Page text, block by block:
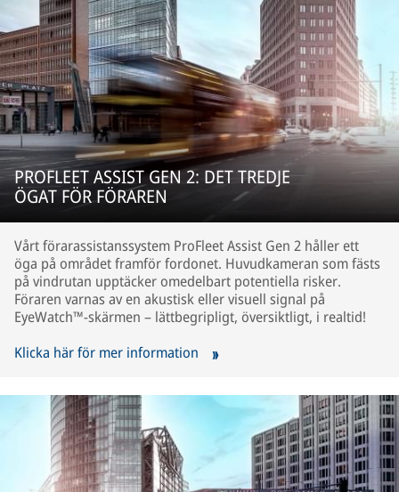
PROFLEET ASSIST GEN 2: DET TREDJE
ÖGAT FÖR FÖRAREN
Vårt förarassistanssystem ProFleet Assist Gen 2 håller ett
öga på området framför fordonet. Huvudkameran som fästs
på vindrutan upptäcker omedelbart potentiella risker.
Föraren varnas av en akustisk eller visuell signal på
EyeWatch™-skärmen – lättbegripligt, översiktligt, i realtid!
Klicka här för mer information